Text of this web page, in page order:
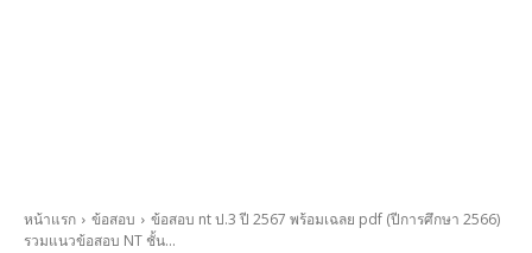
หน้าแรก ข้อสอบ
ข้อสอบ nt ป.3 ปี 2567 พร้อมเฉลย pdf (ปีการศึกษา 2566)
รวมแนวข้อสอบ NT ชั้น...